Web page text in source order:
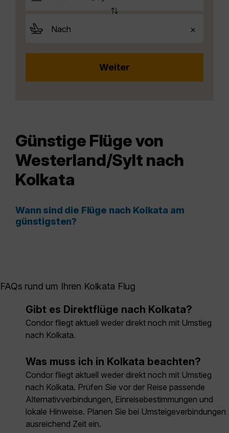
Günstige Flüge von
Westerland/Sylt nach
Kolkata
Wann sind die Flüge nach Kolkata am
günstigsten?
FAQs rund um Ihren Kolkata Flug
Gibt es Direktflüge nach Kolkata?
Condor fliegt aktuell weder direkt noch mit Umstieg
nach Kolkata.
Was muss ich in Kolkata beachten?
Condor fliegt aktuell weder direkt noch mit Umstieg
nach Kolkata. Prüfen Sie vor der Reise passende
Alternativverbindungen, Einreisebestimmungen und
lokale Hinweise. Planen Sie bei Umsteigeverbindungen
ausreichend Zeit ein.